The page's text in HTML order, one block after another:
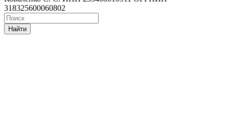
318325600060802
Найти